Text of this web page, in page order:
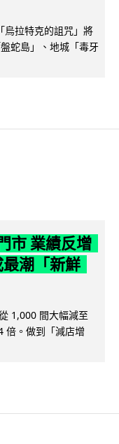
烏拉特克的詛咒」將
蛇島」、地城「毒牙
市 業績反增
潮「新鮮
1,000 間大幅減至
倍。做到「減店增